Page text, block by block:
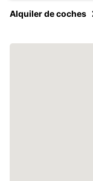
Alquiler de coches